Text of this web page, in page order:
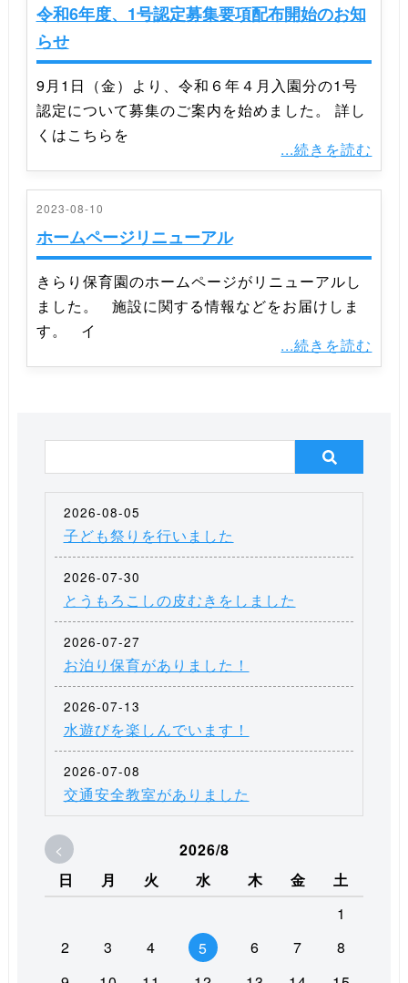
令和6年度、1号認定募集要項配布開始のお知
らせ
9月1日（金）より、令和６年４月入園分の1号
認定について募集のご案内を始めました。 詳し
くはこちらを
...続きを読む
2023-08-10
ホームページリニューアル
きらり保育園のホームページがリニューアルし
ました。 施設に関する情報などをお届けしま
す。 イ
...続きを読む
2026-08-05
子ども祭りを行いました
2026-07-30
とうもろこしの皮むきをしました
2026-07-27
お泊り保育がありました！
2026-07-13
水遊びを楽しんでいます！
2026-07-08
交通安全教室がありました
<
2026/8
日
月 火 水 木 金
土
1
2
3 4 5 6 7
8